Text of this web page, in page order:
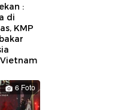
:
di
KMP
6 Foto